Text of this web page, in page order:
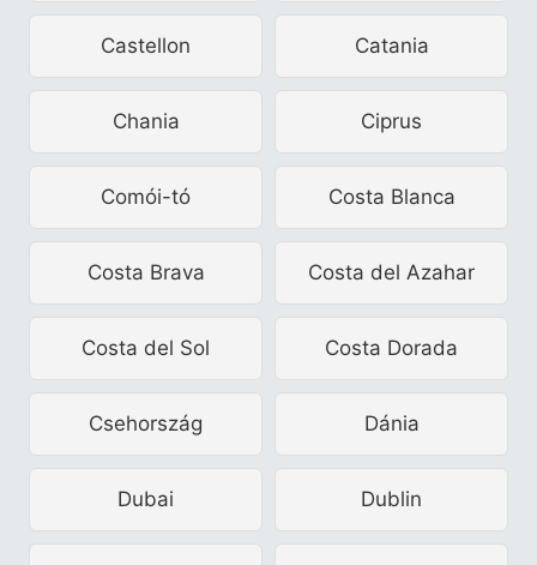
Castellon Catania
Chania Ciprus
Comói-tó Costa Blanca
Costa Brava Costa del Azahar
Costa del Sol Costa Dorada
Csehország Dánia
Dubai Dublin